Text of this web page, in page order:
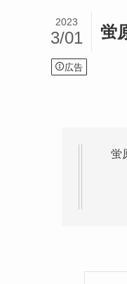
蛍
2023
3/01
広告
蛍